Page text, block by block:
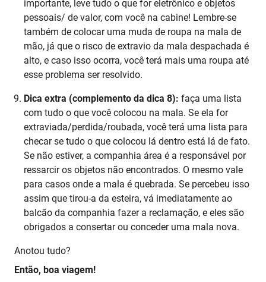
importante, leve tudo o que for eletrônico e objetos
pessoais/ de valor, com você na cabine! Lembre-se
também de colocar uma muda de roupa na mala de
mão, já que o risco de extravio da mala despachada é
alto, e caso isso ocorra, você terá mais uma roupa até
esse problema ser resolvido.
Dica extra (complemento da dica 8): faça uma lista
com tudo o que você colocou na mala. Se ela for
extraviada/perdida/roubada, você terá uma lista para
checar se tudo o que colocou lá dentro está lá de fato.
Se não estiver, a companhia área é a responsável por
ressarcir os objetos não encontrados. O mesmo vale
para casos onde a mala é quebrada. Se percebeu isso
assim que tirou-a da esteira, vá imediatamente ao
balcão da companhia fazer a reclamação, e eles são
obrigados a consertar ou conceder uma mala nova.
Anotou tudo?
Então, boa viagem!